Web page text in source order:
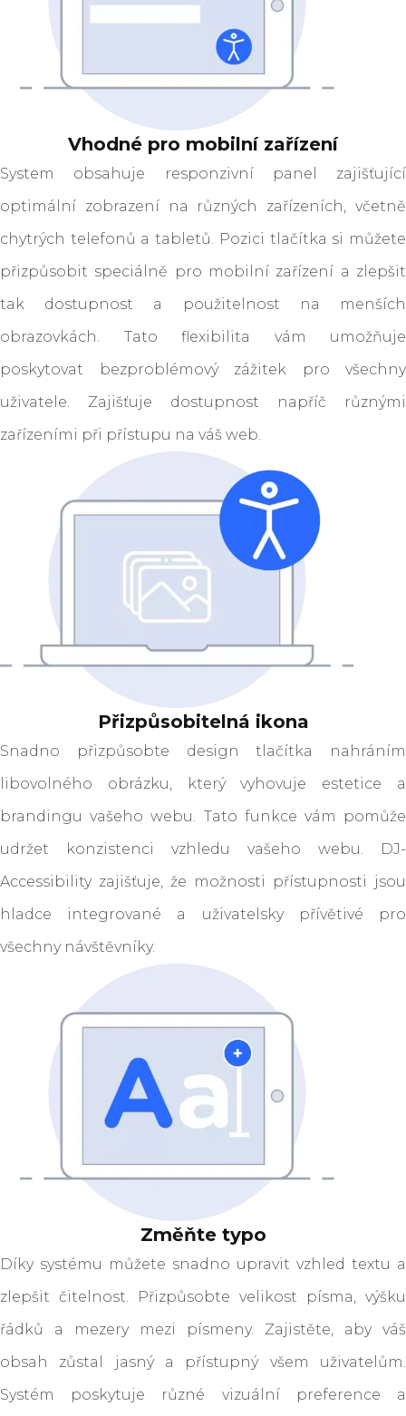
Vhodné pro mobilní zařízení
System obsahuje responzivní panel zajišťující
optimální zobrazení na různých zařízeních, včetně
chytrých telefonů a tabletů. Pozici tlačítka si můžete
přizpůsobit speciálně pro mobilní zařízení a zlepšit
tak dostupnost a použitelnost na menších
obrazovkách. Tato flexibilita vám umožňuje
poskytovat bezproblémový zážitek pro všechny
uživatele. Zajišťuje dostupnost napříč různými
zařízeními při přístupu na váš web.
Přizpůsobitelná ikona
Snadno přizpůsobte design tlačítka nahráním
libovolného obrázku, který vyhovuje estetice a
brandingu vašeho webu. Tato funkce vám pomůže
udržet konzistenci vzhledu vašeho webu. DJ-
Accessibility zajišťuje, že možnosti přístupnosti jsou
hladce integrované a uživatelsky přívětivé pro
všechny návštěvníky.
Změňte typo
Díky systému můžete snadno upravit vzhled textu a
zlepšit čitelnost. Přizpůsobte velikost písma, výšku
řádků a mezery mezi písmeny. Zajistěte, aby váš
obsah zůstal jasný a přístupný všem uživatelům.
Systém poskytuje různé vizuální preference a